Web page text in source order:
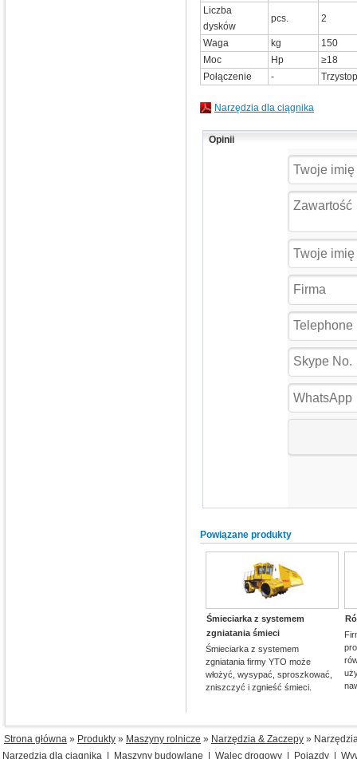
Liczba
dysków
pcs. 2
Waga kg
150
Moc
Hp
≥18
Połączenie
-
Narzędzia dla ciągnika
Opinii
Powiązane produkty
Śmieciarka z systemem
zgniatania śmieci
Śmieciarka z systemem
zgniatania firmy YTO może
włożyć, wysypać, sproszkować,
zniszczyć i zgnieść śmieci.
Strona główna » Produkty » Maszyny rolnicze » Narzędzia & Zaczepy »
Narzędzia dla ciągnika
Maszyny budowlane Walec drogowy Pojazdy